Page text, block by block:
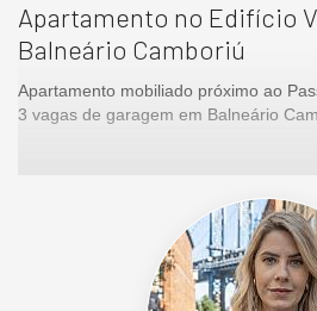
Apartamento no Edifício
Balneário Camboriú
Apartamento mobiliado próximo ao
3 vagas de garagem em Balneário
*Valores sujeitos a alterações sem